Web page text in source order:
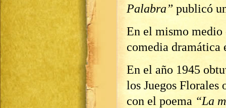
Palabra” publicó
En el mismo medio
comedia dramática
En el año 1945
los Juegos Florales
con el poema “La